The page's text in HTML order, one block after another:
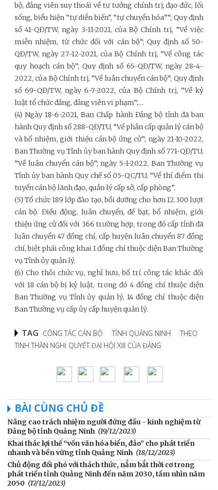
bộ, đảng viên suy thoái về tư tưởng chính trị, đạo đức, lối
sống, biểu hiện “tự diễn biến”, “tự chuyển hóa””; Quy định
số 41-QĐ/TW, ngày 3-11-2021, của Bộ Chính trị, “Về việc
miễn nhiệm, từ chức đối với cán bộ”; Quy định số 50-
QĐ/TW, ngày 27-12-2021, của Bộ Chính trị, “Về công tác
quy hoạch cán bộ”; Quy định số 65-QĐ/TW, ngày 28-4-
2022, của Bộ Chính trị, “Về luân chuyển cán bộ”; Quy định
số 69-QĐ/TW, ngày 6-7-2022, của Bộ Chính trị, “Về kỷ
luật tổ chức đảng, đảng viên vi phạm”;…
(4) Ngày 18-6-2021, Ban Chấp hành Đảng bộ tỉnh đã ban
hành Quy định số 288-QĐ/TU, “Về phân cấp quản lý cán bộ
và bổ nhiệm, giới thiệu cán bộ ứng cử”; ngày 21-10-2022,
Ban Thường vụ Tỉnh ủy ban hành Quy định số 771-QĐ/TU,
“Về luân chuyển cán bộ”; ngày 5-1-2022, Ban Thường vụ
Tỉnh ủy ban hành Quy chế số 05-QC/TU, “Về thí điểm thi
tuyển cán bộ lãnh đạo, quản lý cấp sở, cấp phòng”.
(5) Tổ chức 189 lớp đào tạo, bồi dưỡng cho hơn 12.300 lượt
cán bộ. Điều động, luân chuyển, đề bạt, bổ nhiệm, giới
thiệu ứng cử đối với 366 trường hợp, trong đó cấp tỉnh đã
luân chuyển 47 đồng chí, cấp huyện luân chuyển 87 đồng
chí, biệt phái công khai 1 đồng chí thuộc diện Ban Thường
vụ Tỉnh ủy quản lý.
(6) Cho thôi chức vụ, nghỉ hưu, bố trí công tác khác đối
với 18 cán bộ bị kỷ luật, trong đó 4 đồng chí thuộc diện
Ban Thường vụ Tỉnh ủy quản lý, 14 đồng chí thuộc diện
Ban Thường vụ cấp ủy cấp huyện quản lý.
TAG CÔNG TÁC CÁN BỘ TỈNH QUẢNG NINH
THEO
TINH THẦN NGHỊ QUYẾT ĐẠI HỘI XIII CỦA ĐẢNG
BÀI CÙNG CHỦ ĐỀ
Nâng cao trách nhiệm người đứng đầu - kinh nghiệm từ
Đảng bộ tỉnh Quảng Ninh (19/12/2023)
Khai thác lợi thế “vốn văn hóa biển, đảo” cho phát triển
nhanh và bền vững tỉnh Quảng Ninh (18/12/2023)
Chủ động đối phó với thách thức, nắm bắt thời cơ trong
phát triển tỉnh Quảng Ninh đến năm 2030, tầm nhìn năm
2050 (17/12/2023)